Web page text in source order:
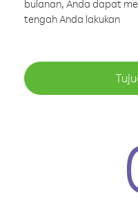
bulanan, Anda dapat
tengah Anda lakukan